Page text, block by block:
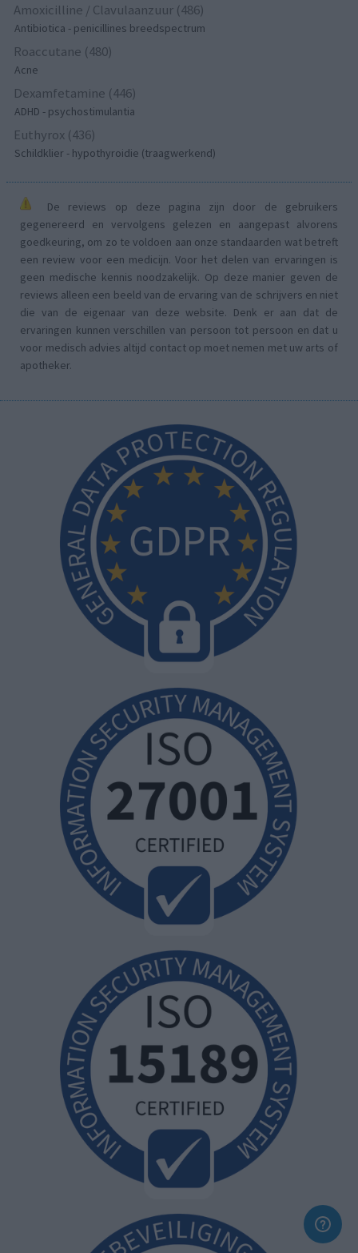
Amoxicilline / Clavulaanzuur (486)
Antibiotica - penicillines breedspectrum
Roaccutane (480)
Acne
Dexamfetamine (446)
ADHD - psychostimulantia
Euthyrox (436)
Schildklier - hypothyroidie (traagwerkend)
De reviews op deze pagina zijn door de gebruikers
gegenereerd en vervolgens gelezen en aangepast alvorens
goedkeuring, om zo te voldoen aan onze standaarden wat betreft
een review voor een medicijn. Voor het delen van ervaringen is
geen medische kennis noodzakelijk. Op deze manier geven de
reviews alleen een beeld van de ervaring van de schrijvers en niet
die van de eigenaar van deze website. Denk er aan dat de
ervaringen kunnen verschillen van persoon tot persoon en dat u
voor medisch advies altijd contact op moet nemen met uw arts of
apotheker.